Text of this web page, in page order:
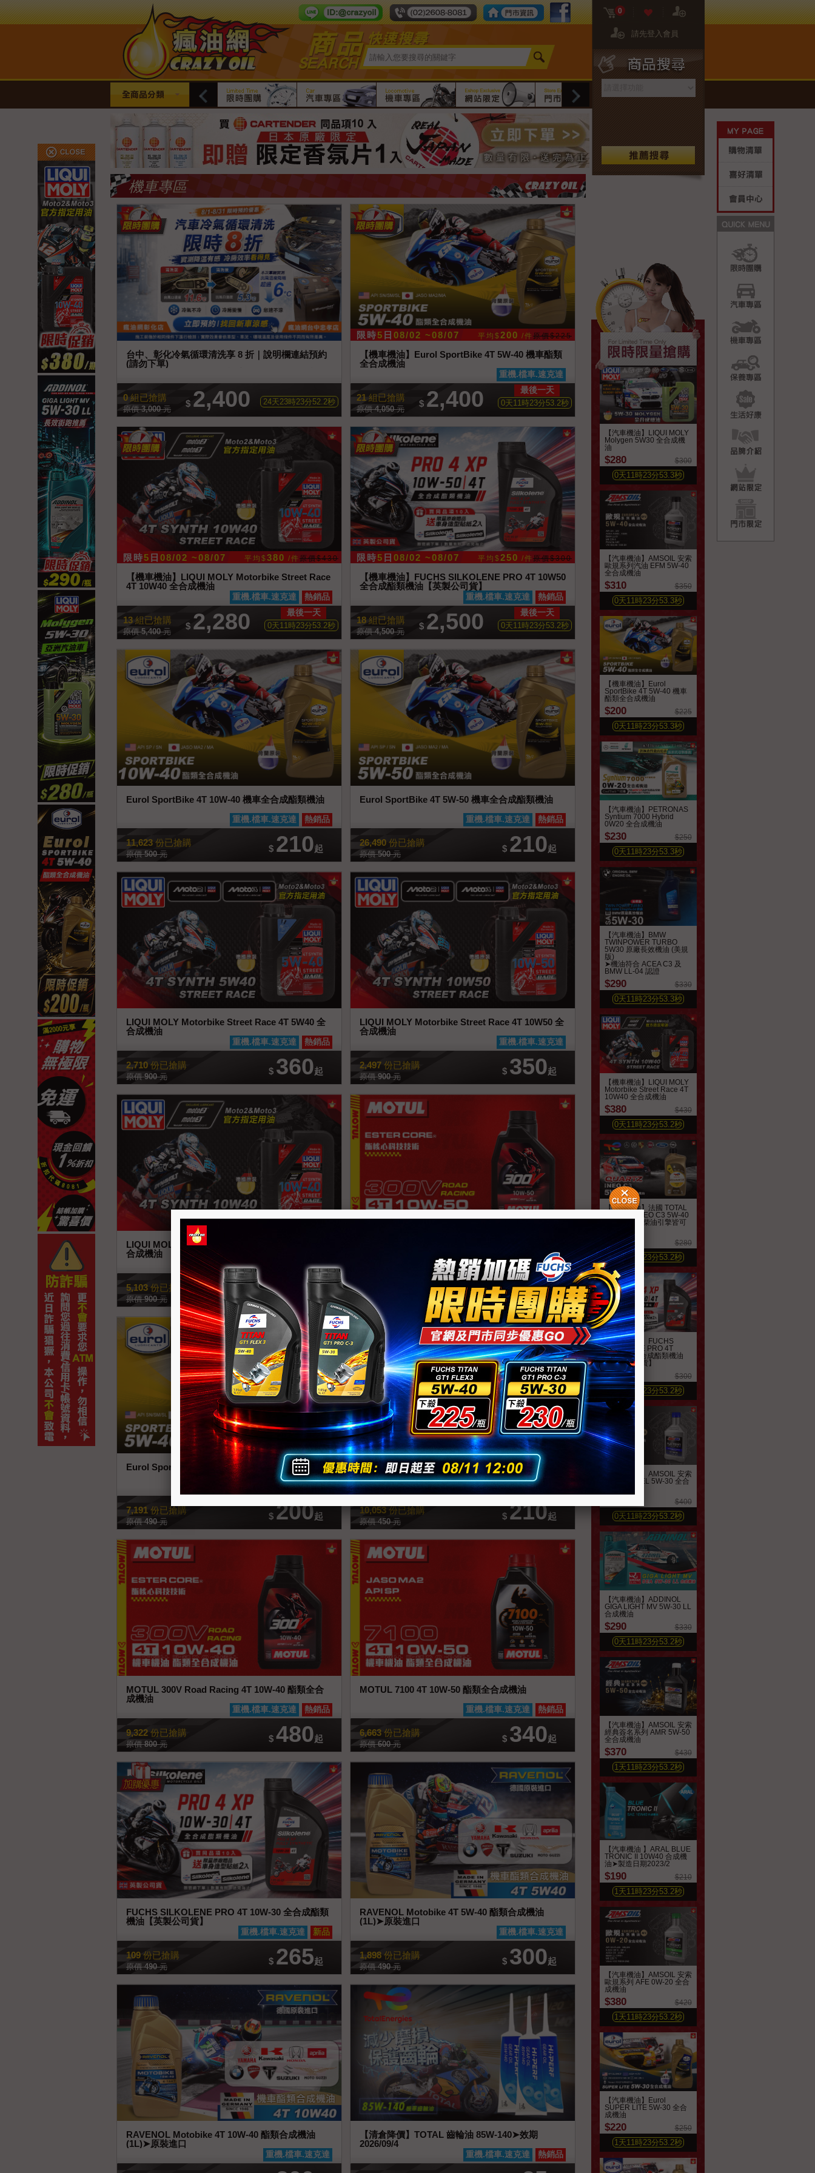
0
請先登入會員
Line ID：crazy-oil tel number：02-2608-8081
門市資訊FB粉絲團
全商品分類 限時團購 汽車專區 機車專區 網站限定
【汽車機油】LIQUI MOLY
Molygen 5W30 全合成機
油
$280 $300
0天11時23分51.4秒
【汽車機油】AMSOIL 安索
歐規系列汽油 EFM 5W-40
全合成機油
$310 $350
0天11時23分51.4秒
【機車機油】Eurol
SportBike 4T 5W-40 機車
酯類全合成機油
$200 $225
0天11時23分51.4秒
【汽車機油】PETRONAS
Syntium 7000 Hybrid
0W20 全合成機油
$230 $250
0天11時23分51.4秒
【汽車機油】BMW
TWINPOWER TURBO
5W30 原廠長效機油 (美規
版)
➤機油符合 ACEA C3 及
BMW LL-04 認證
$290 $330
0天11時23分51.3秒
【機車機油】LIQUI MOLY
Motorbike Street Race 4T
10W40 全合成機油
$380 $430
0天11時23分51.3秒
【汽車機油】法國 TOTAL
QUARTZ INEO C3 5W-40
合成機油 汽柴油引擎皆可
$240 $280
0天11時 23分51.3秒
【機車機油】FUCHS
SILKOLENE PRO 4T
10W-50 全合成酯類機油
【英製公司貨】
$250 $300
0天11時 23分51.3秒
【汽車機油】AMSOIL 安索
歐規系列 AEL 5W-30 全合
$400
0天11 時23分51.3秒
【汽車機油】ADDINOL
GIGA LIGHT MV 5W-30 LL
合成機油
$290 $330
0天11 時23分51.3秒
【汽車機油】AMSOIL 安索
經典簽名系列 AMR 5W-50
全合成機油
$370 $430
1 天11 時23分51.3秒
【汽車機油 】ARAL BLUE
TRONIC II 10W40 合成機
油➤製造日期2023/2
$190 $210
1 天11 時23分51.3秒
【汽車機油】AMSOIL 安索
歐規系列 AFE 0W-20 全合
成機油
$380 $420
1 天11 時23分51.3秒
【汽車機油】Eurol
SUPER LITE 5W-30 全合
成機油
$220 $250
1 天11 時23分51.3秒
機車專區
台中、彰化冷氣循環清洗享 8 折｜說明欄連結預約
(請勿下單)
耗材另計。
0 組已搶購
原價3,000元
$ 2,400 24天23時23分50.3秒
查看商品詳情即刻搶購
限時5 日 08/02 ~08/07 平均$200 /件原價$225
【機車機油】Eurol SportBike 4T 5W-40 機車酯類
全合成機油
重機.檔車.速克達
21 組已搶購
原價4,050元
$ 2,400 最後一天
0天11時23分51.3秒
查看商品詳情即刻搶購
限時5 日 08/02 ~08/07 平均$380 /件原價$430
【機車機油】LIQUI MOLY Motorbike Street Race
4T 10W40 全合成機油
熱銷品
重機.檔車.速克達
13 組已搶購
原價5,400元
$ 2,280 最後一天
0天11時23分51.3秒
查看商品詳情即刻搶購
限時5 日 08/02 ~08/07 平均$250 /件原價$300
【機車機油】FUCHS SILKOLENE PRO 4T 10W50
全合成酯類機油【英製公司貨】
熱銷品
重機.檔車.速克達
18 組已搶購
原價4,500元
$ 2,500 最後一天
0天11時23分51.3秒
查看商品詳情即刻搶購
Eurol SportBike 4T 10W-40 機車全合成酯類機油
熱銷品
重機.檔車.速克達
11,623 份已搶購
原價500元
$ 210起
查看商品詳情加入喜好清單
Eurol SportBike 4T 5W-50 機車全合成酯類機油
熱銷品
重機.檔車.速克達
26,490 份已搶購
原價500元
$ 210起
查看商品詳情加入喜好清單
LIQUI MOLY Motorbike Street Race 4T 5W40 全
合成機油
熱銷品
重機.檔車.速克達
2,710 份已搶購
原價900元
$ 360起
LIQUI MOLY Motorbike Street Race 4T 10W50 全
合成機油
重機.檔車.速克達
2,497 份已搶購
原價900元
$ 350起
查看商品詳情加入喜好清單
LIQUI MOLY Motorbike Street Race 4T 10W40 全
合成機油
熱銷品
重機.檔車.速克達
5,103 份已搶購
原價900元
$380
查看商品詳情加入喜好清單
重機.檔車.速克達
頂級款
1,946
原價
$440起
查看商品詳情加入喜好清單
Eurol SportBike 4T 5W-40 機車酯類全合成機油
重機.檔車.速克達
7,191 份已搶購
原價490元
$ 200起
查看商品詳情加入喜好清單
Eurol SportBike 4T 10W-50 機車全合成酯類機油
重機.檔車.速克達
10,053 份已搶購
原價450元
$ 210起
查看商品詳情加入喜好清單
MOTUL 300V Road Racing 4T 10W-40 酯類全合
成機油
熱銷品
重機.檔車.速克達
9,322 份已搶購
原價800元
$ 480起
查看商品詳情加入喜好清單
MOTUL 7100 4T 10W-50 酯類全合成機油
熱銷品
重機.檔車.速克達
6,663 份已搶購
原價600元
$ 340起
查看商品詳情加入喜好清單
FUCHS SILKOLENE PRO 4T 10W-30 全合成酯類
機油【英製公司貨】
新品
重機.檔車.速克達
109 份已搶購
原價490元
$ 265起
查看商品詳情加入喜好清單
RAVENOL Motobike 4T 5W-40 酯類合成機油
(1L)➤原裝進口
重機.檔車.速克達
1,898 份已搶購
原價490元
$ 300起
查看商品詳情加入喜好清單
RAVENOL Motobike 4T 10W-40 酯類合成機油
(1L)➤原裝進口
重機.檔車.速克達
【清倉降價】TOTAL 齒輪油 85W-140➤效期
2026/09/4
熱銷品
重機.檔車.速克達